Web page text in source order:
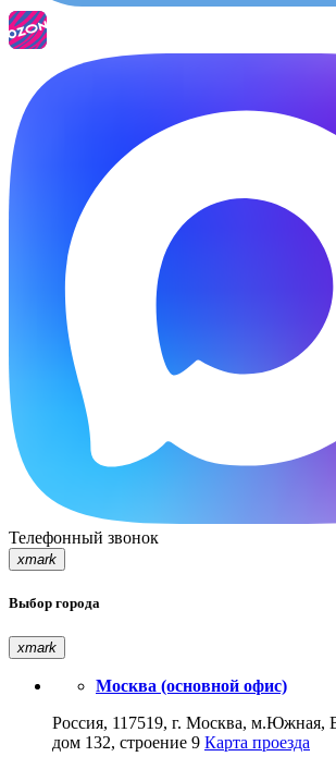
Телефонный звонок
xmark
Выбор города
xmark
Москва (основной офис)
Россия, 117519, г. Москва, м.Южная,
дом 132, строение 9 Карта проезда